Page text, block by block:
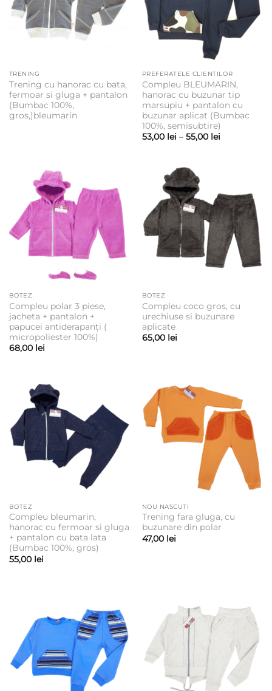
TRENING
Trening cu hanorac cu bata,
fermoar si gluga + pantalon
(Bumbac 100%,
gros,)bleumarin
PREFERATELE CLIENTILOR
Compleu BLEUMARIN,
hanorac cu buzunar tip
marsupiu + pantalon cu
buzunar aplicat (Bumbac
100%, semisubtire)
53,00 lei – 55,00 leiInterval
BOTEZ
Compleu polar 3 piese,
jacheta + pantalon +
papucei antiderapanți (
micropoliester 100%)
68,00 lei
BOTEZ
Compleu coco gros, cu
urechiuse si buzunare
aplicate
65,00 lei
BOTEZ
Compleu bleumarin,
hanorac cu fermoar si gluga
+ pantalon cu bata lata
(Bumbac 100%, gros)
55,00 lei
NOU NASCUTI
Trening fara gluga, cu
buzunare din polar
47,00 lei